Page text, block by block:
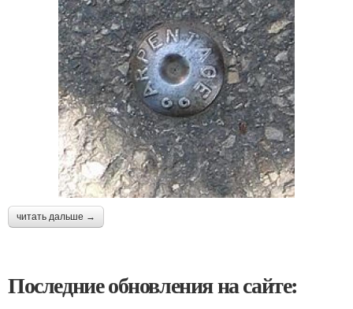
читать дальше →
Последние обновления на сайте: